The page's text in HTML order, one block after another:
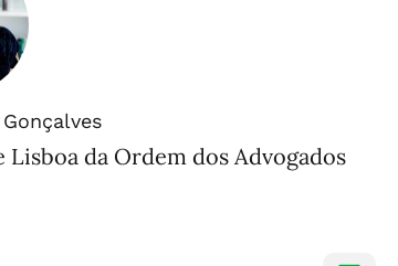
da Ordem dos Advogados